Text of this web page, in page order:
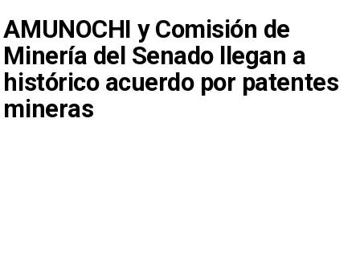
AMUNOCHI y Comisión de
Minería del Senado llegan a
histórico acuerdo por patentes
mineras